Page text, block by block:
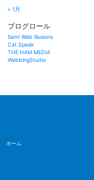
« 1月
ブログロール
5am! Web Illusions
Cat Speak
THE HAM MEDIA
WebbingStudio
ホーム